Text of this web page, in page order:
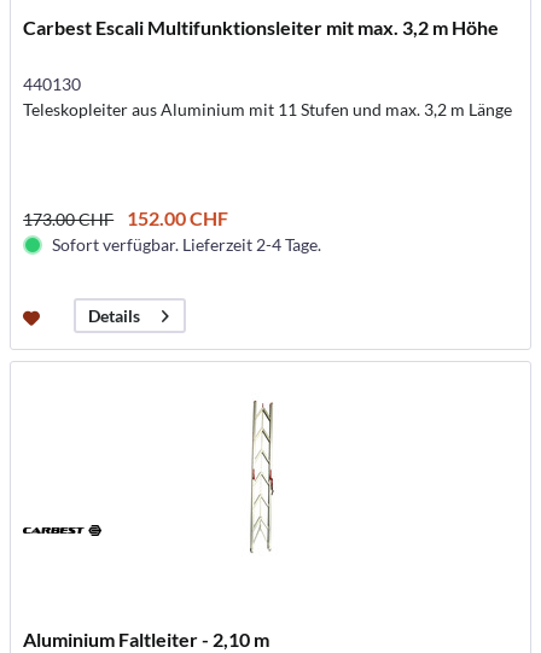
Carbest Escali Multifunktionsleiter mit max. 3,2 m Höhe
440130
Teleskopleiter aus Aluminium mit 11 Stufen und max. 3,2 m Länge
173.00 CHF 152.00 CHF
Sofort verfügbar. Lieferzeit 2-4 Tage.
Details
Aluminium Faltleiter - 2,10 m